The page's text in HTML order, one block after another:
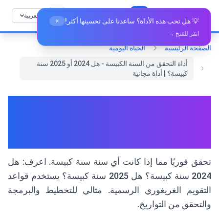
تخطي إلى المحتوى
Whiz Tools العربية
الصفحة الرئيسية
الحياة اليومية
أداة التحقق من السنة الكبيسة - هل 2024 أو 2025 سنة
كبيسة؟ | أداة مجانية
تحقق فوريًا مما إذا كانت أي سنة سنة كبيسة. اعرف: هل
2024 سنة كبيسة؟ هل 2025 سنة كبيسة؟ يستخدم قواعد
التقويم الغريغوري الرسمية. مثالي للتخطيط والبرمجة
والتحقق من التواريخ.
💡 هل تحب هذه الأداة؟ ساعدنا على تحسينها أكثر!
×
انقر للفتح →